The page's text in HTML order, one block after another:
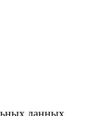
данных